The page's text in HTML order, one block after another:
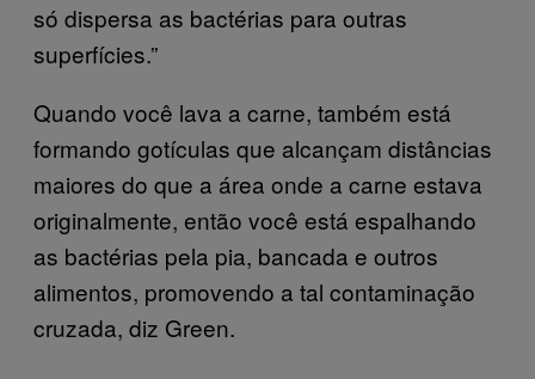
só dispersa as bactérias para outras
superfícies.”
Quando você lava a carne, também está
formando gotículas que alcançam distâncias
maiores do que a área onde a carne estava
originalmente, então você está espalhando
as bactérias pela pia, bancada e outros
alimentos, promovendo a tal contaminação
cruzada, diz Green.